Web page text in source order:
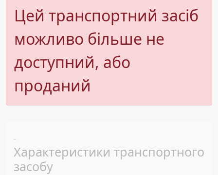
Цей транспортний засіб
можливо більше не
доступний, або
проданий
-
Характеристики транспортного
засобу